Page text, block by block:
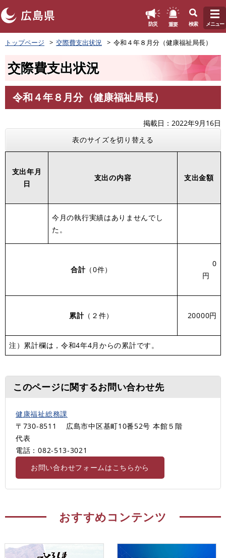
ペ
ー
頭
す
防災 重要 検索 メニュー
トップページ 交際費支出状況 令和４年８月分（健康福祉局長）
交際費支出状況
文
令和４年８月分（健康福祉局長）
掲載日
2022年9月16日
表のサイズを切り替える
支出年月
日
支出の内容 支出金額
今月の執行実績はありませんでし
た。
合計（0件）
0
円
累計（２件） 20000円
注）累計欄は，令和4年4月からの累計です。
このページに関するお問い合わせ先
健康福祉総務課
〒730-8511
広島市中区基町10番52号 本館５階
代表
電話：082-513‐3021
お問い合わせフォームはこちらから
おすすめコンテンツ